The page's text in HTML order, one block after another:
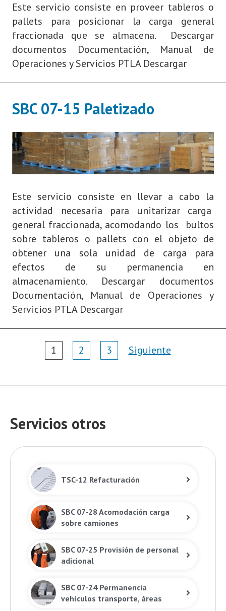
Este servicio consiste en proveer tableros o
pallets para posicionar la carga general
fraccionada que se almacena. Descargar
documentos Documentación, Manual de
Operaciones y Servicios PTLA Descargar
SBC 07-15 Paletizado
Este servicio consiste en llevar a cabo la
actividad necesaria para unitarizar carga
general fraccionada, acomodando los bultos
sobre tableros o pallets con el objeto de
obtener una sola unidad de carga para
efectos de su permanencia en
almacenamiento. Descargar documentos
Documentación, Manual de Operaciones y
Servicios PTLA Descargar
1 2 3 Siguiente
Servicios otros
TSC-12 Refacturación
SBC 07-28 Acomodación carga
sobre camiones
SBC 07-25 Provisión de personal
adicional
SBC 07-24 Permanencia
vehículos transporte, áreas